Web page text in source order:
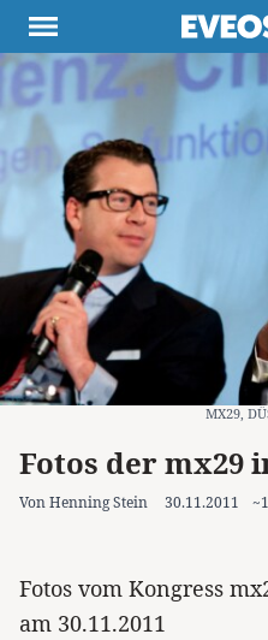
Themen Projekte
Destinationen
Buchtipps
MX29,
Fotos der mx29
Von Henning Stein 30.11.2011
Fotos vom Kongress
am 30.11.2011